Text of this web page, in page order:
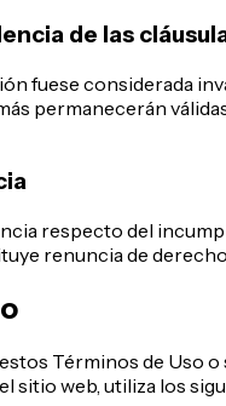
de las
fuese considerada
permanecerán
respecto del
renuncia de
Términos de Uso o
sitio web, utiliza los